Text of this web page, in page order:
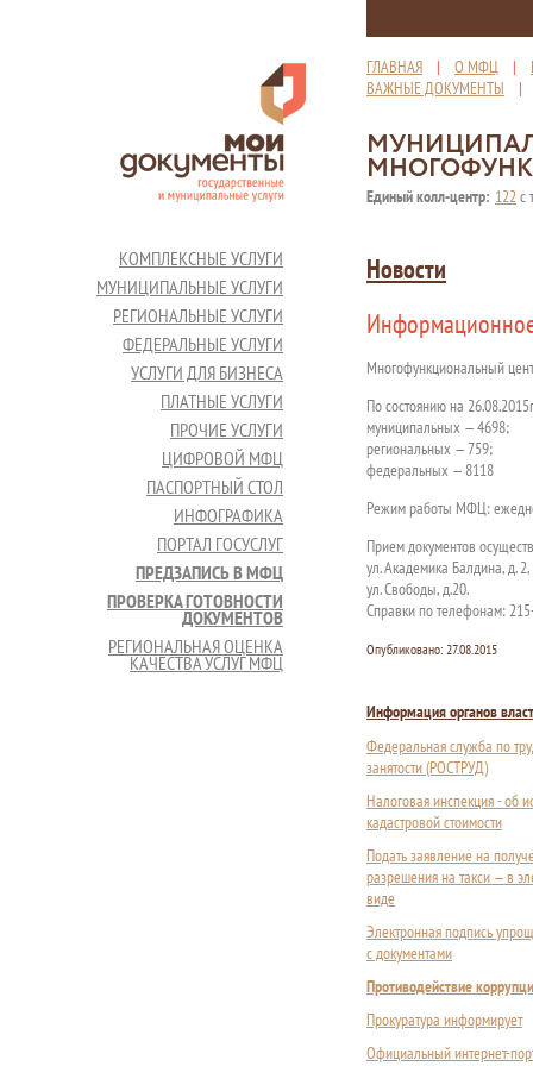
ГЛАВНАЯ | О МФЦ |
ВАЖНЫЕ ДОКУМЕНТЫ
Единый колл-центр: 122с
КОМПЛЕКСНЫЕ УСЛУГИ
МУНИЦИПАЛЬНЫЕ УСЛУГИ
РЕГИОНАЛЬНЫЕ УСЛУГИ
ФЕДЕРАЛЬНЫЕ УСЛУГИ
УСЛУГИ ДЛЯ БИЗНЕСА
ПЛАТНЫЕ УСЛУГИ
ПРОЧИЕ УСЛУГИ
ЦИФРОВОЙ МФЦ
ПАСПОРТНЫЙ СТОЛ
ИНФОГРАФИКА
ПОРТАЛ ГОСУСЛУГ
ПРЕДЗАПИСЬ В МФЦ
ПРОВЕРКА ГОТОВНОСТИ
ДОКУМЕНТОВ
РЕГИОНАЛЬНАЯ ОЦЕНКА
КАЧЕСТВА УСЛУГ МФЦ
Новости
Многофункциональный
По состоянию на
муниципальных — 4698;
региональных — 759;
федеральных — 8118
Режим работы МФЦ:
Прием документов
ул. Академика Балдина, д. 2,
ул. Свободы, д.20.
Справки по телефонам:
Опубликовано: 27.08.2015
Информация органов
Федеральная служба по
занятости (РОСТРУД)
Налоговая инспекция - об
кадастровой стоимости
Подать заявление на
разрешения на такси — в
виде
Электронная подпись
с документами
Противодействие
Прокуратура информирует
Официальный интернет-